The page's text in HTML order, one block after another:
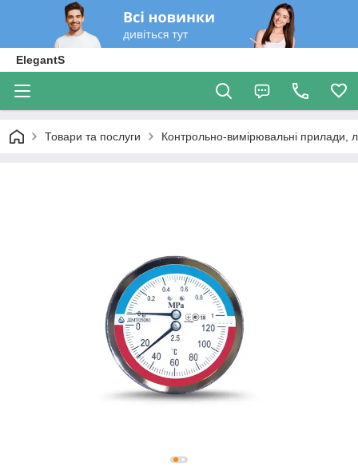
ElegantS
Товари та послуги Контрольно-вимірювальні прилади,